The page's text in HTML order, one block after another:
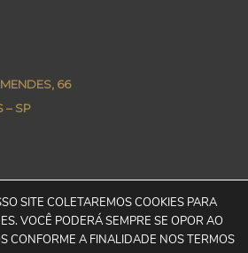
66
– SP
SITE COLETAREMOS COOKIES PARA
VOCÊ PODERÁ SEMPRE SE OPOR AO
CONFORME A FINALIDADE NOS TERMOS